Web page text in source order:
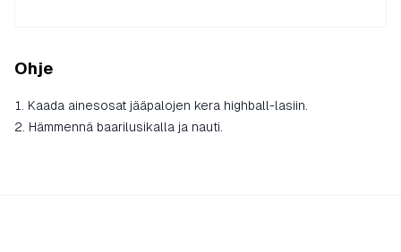
Ohje
Kaada ainesosat jääpalojen kera highball-lasiin.
Hämmennä baarilusikalla ja nauti.